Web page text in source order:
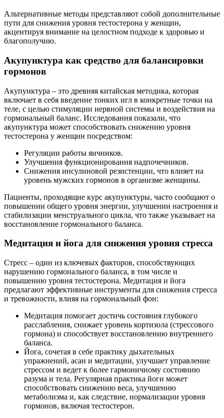
Альтернативные методы представляют собой дополнительные
пути для снижения уровня тестостерона у женщин,
акцентируя внимание на целостном подходе к здоровью и
благополучию.
Акупунктура как средство для балансировки
гормонов
Акупунктура – это древняя китайская методика, которая
включает в себя введение тонких игл в конкретные точки на
теле, с целью стимуляции нервной системы и воздействия на
гормональный баланс. Исследования показали, что
акупунктура может способствовать снижению уровня
тестостерона у женщин посредством:
Регуляции работы яичников.
Улучшения функционирования надпочечников.
Снижения инсулиновой резистенции, что влияет на
уровень мужских гормонов в организме женщины.
Пациенты, проходящие курс акупунктуры, часто сообщают о
повышении общего уровня энергии, улучшении настроения и
стабилизации менструального цикла, что также указывает на
восстановление гормонального баланса.
Медитация и йога для снижения уровня стресса
Стресс – один из ключевых факторов, способствующих
нарушению гормонального баланса, в том числе и
повышению уровня тестостерона. Медитация и йога
предлагают эффективные инструменты для снижения стресса
и тревожности, влияя на гормональный фон:
Медитация помогает достичь состояния глубокого
расслабления, снижает уровень кортизола (стрессового
гормона) и способствует восстановлению внутреннего
баланса.
Йога, сочетая в себе практику дыхательных
упражнений, асан и медитации, улучшает управление
стрессом и ведет к более гармоничному состоянию
разума и тела. Регулярная практика йоги может
способствовать снижению веса, улучшению
метаболизма и, как следствие, нормализации уровня
гормонов, включая тестостерон.